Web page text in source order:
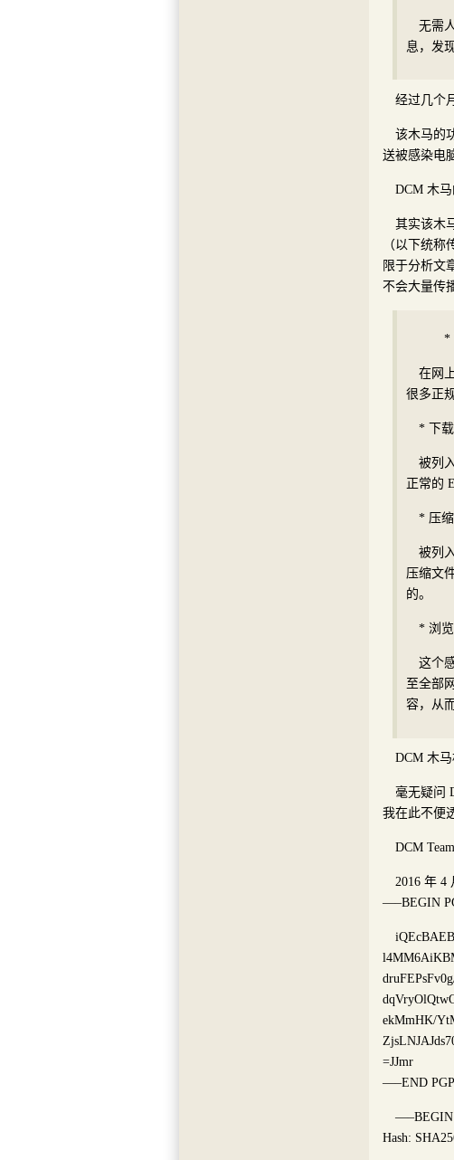
无需
息，发
经过几个
该木马的
送被感染电
DCM 木
其实该木
（以下统
限于分析文
不会大量传
* 正
在网
很多正
* 下
被列
正常的
* 压
被列
压缩文
的。
* 浏
这个
至全部
容，从
DCM 木
毫无疑问
我在此不便
DCM
2016 年 4
—–BEGIN
ekMmHK/
=JJmr
—–END
—–BEGIN
Hash: